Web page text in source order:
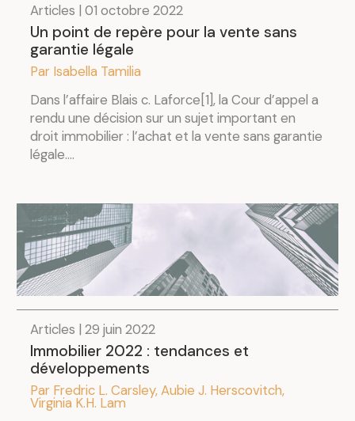
Articles | 01 octobre 2022
Un point de repère pour la vente sans
garantie légale
Par Isabella Tamilia
Dans l’affaire Blais c. Laforce[1], la Cour d’appel a
rendu une décision sur un sujet important en
droit immobilier : l’achat et la vente sans garantie
légale....
Articles | 29 juin 2022
Immobilier 2022 : tendances et
développements
Par Fredric L. Carsley, Aubie J. Herscovitch,
Virginia K.H. Lam